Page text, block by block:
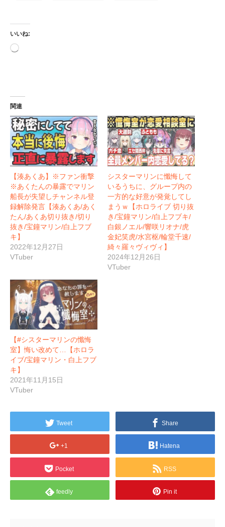
いいね:
読
関連
【湊あくあ】※ファン衝撃
※あくたんの暴露でマリン
船長が失望しチャンネル登
録解除発言【湊あくあ/あく
たん/あくあ切り抜き/切り
抜き/宝鐘マリン/白上フブ
キ】
2022年12月27日
VTuber
シスターマリンに懺悔して
いるうちに、グループ内の
一方的な好意が発覚してし
まうｗ【ホロライブ 切り抜
き/宝鐘マリン/白上フブキ/
白銀ノエル/響咲リオナ/虎
金妃笑虎/水宮枢/輪堂千速/
綺々羅々ヴィヴィ】
2024年12月26日
VTuber
【#シスターマリンの懺悔
室】悔い改めて…【ホロラ
イブ/宝鐘マリン・白上フブ
キ】
2021年11月15日
VTuber
Tweet Share
+1 Hatena
Pocket RSS
feedly Pin it